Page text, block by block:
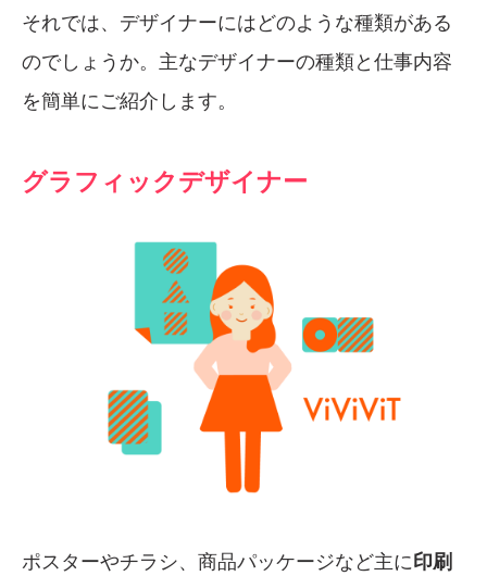
それでは、デザイナーにはどのような種類がある
のでしょうか。主なデザイナーの種類と仕事内容
を簡単にご紹介します。
グラフィックデザイナー
ポスターやチラシ、商品パッケージなど主に印刷